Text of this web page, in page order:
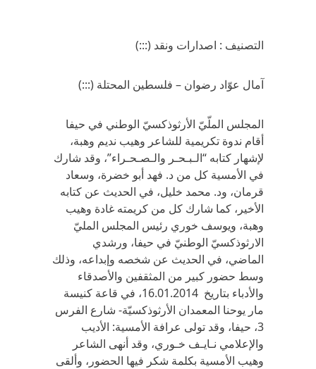
التصنيف : اصدارات ونقد (:::)
آمال عوّاد رضوان – فلسطين المحتلة (:::)
المجلس الملّيّ الأرثوذكسيّ الوطني في حيفا
أقام ندوة تكريمية للشاعر وهيب نديم وهبة،
لإشهار كتابه “الـبـحـر والـصـحـراء”، وقد شارك
في الأمسية كل من د. فهد أبو خضرة، وسعاد
قرمان، ود. محمد خليل، في الحديث عن كتابه
الأخير، كما شارك كل من كريمته غادة وهيب
وهبة، ويوسف خوري رئيس المجلس المليّ
الارثوذكسيّ الوطنيّ في حيفا، ورشدي
الماضي، في الحديث عن شخصه وإبداعه، وذلك
وسط حضور كبير من المثقفين والأصدقاء
والأدباء بتاريخ 16.01.2014، في قاعة كنيسة
مار يوحنا المعمدان الأرثوذكسيّة- شارع الفرس
3، حيفا، وقد تولى عرافة الأمسية: الأديب
والإعلامي نـايـف خـوري، وقد أنهى الشاعر
وهيب الأمسية بكلمة شكر فيها الحضور، وألقى